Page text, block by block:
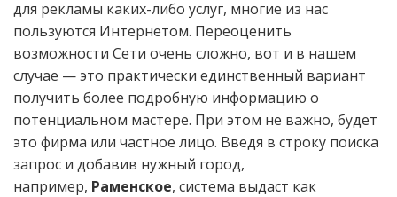
для рекламы каких-либо услуг, многие из нас
пользуются Интернетом. Переоценить
возможности Сети очень сложно, вот и в нашем
случае — это практически единственный вариант
получить более подробную информацию о
потенциальном мастере. При этом не важно, будет
это фирма или частное лицо. Введя в строку поиска
запрос и добавив нужный город,
например, Раменское, система выдаст как